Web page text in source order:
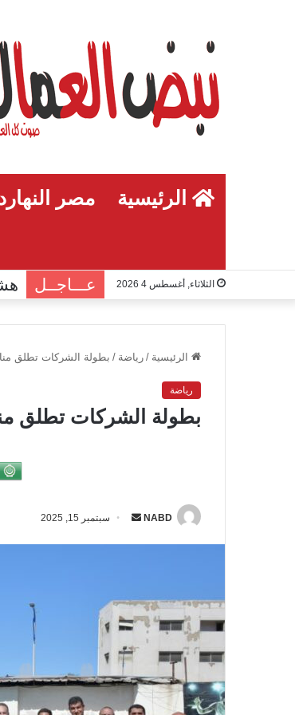
الرئيسية مصر
الثلاثاء, أغسطس 4 2026 عـــاجــل
الرئيسية / رياضة / بطولة الشركات تطلق
رياضة
بطولة الشركات تطلق
NABD
ي
د
إ
ل
سبتمبر 15, 2025